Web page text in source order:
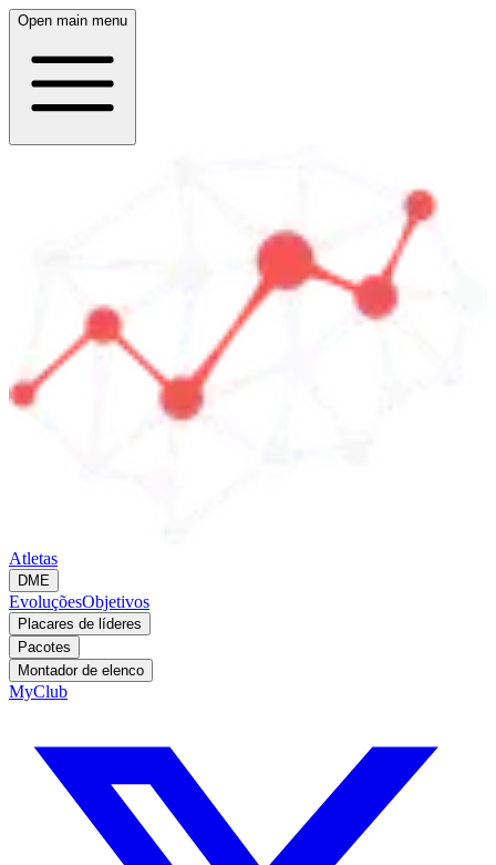
Open main menu
Atletas
DME
EvoluçõesObjetivos
Placares de líderes
Pacotes
Montador de elenco
MyClub